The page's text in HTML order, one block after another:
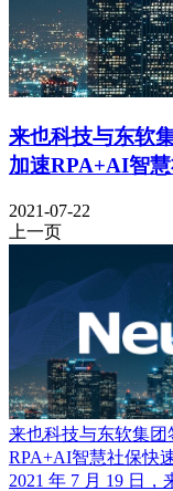
来也科技与东软
加速RPA+AI智慧
2021-07-22
上一页
来也科技与东软集
RPA+AI智慧社保快
2021 年 7 月 19 日